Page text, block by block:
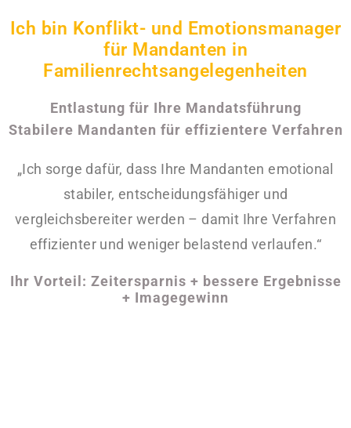
Ich bin Konflikt- und Emotionsmanager
für Mandanten in
Familienrechtsangelegenheiten
Entlastung für Ihre Mandatsführung
Stabilere Mandanten für effizientere Verfahren
„Ich sorge dafür, dass Ihre Mandanten emotional
stabiler, entscheidungsfähiger und
vergleichsbereiter werden – damit Ihre Verfahren
effizienter und weniger belastend verlaufen.“
Ihr Vorteil: Zeitersparnis + bessere Ergebnisse
+ Imagegewinn